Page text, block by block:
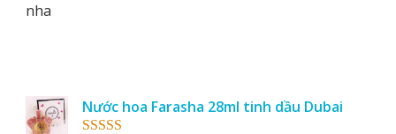
nha
Nước hoa Farasha 28ml tinh dầu Dubai